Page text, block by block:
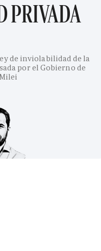
PRIVADA
de inviolabilidad de la
por el Gobierno de